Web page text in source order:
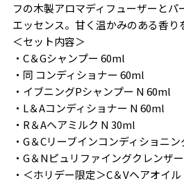
フの木製アロマディフューザーとパ
エッセンス。甘く温かみのある香り
＜セット内容＞
・C＆Gシャンプー 60ml
・同 コンディショナー 60ml
・イブニングPシャンプー N 60ml
・L＆Aコンディショナー N 60ml
・R＆Aヘアミルク N 30ml
・G＆Cリーブインコンディショニ
・G＆Nピュリファイングクレンザ
・＜ホリデー限定＞C＆Vヘアオイ